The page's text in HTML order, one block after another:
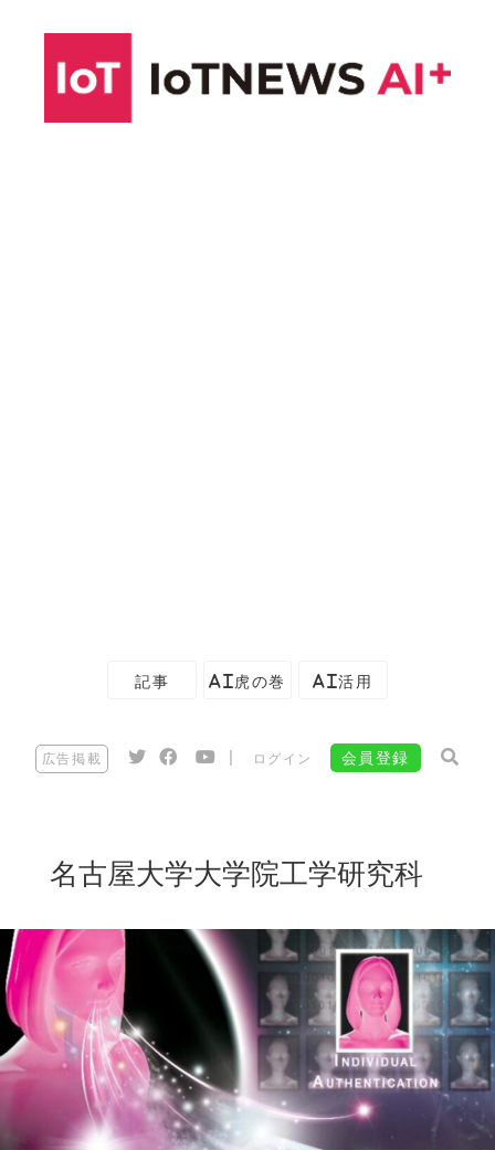
記事 AI虎の巻 AI活用
広告掲載 ログイン 会員登録
名古屋大学大学院工学研究科